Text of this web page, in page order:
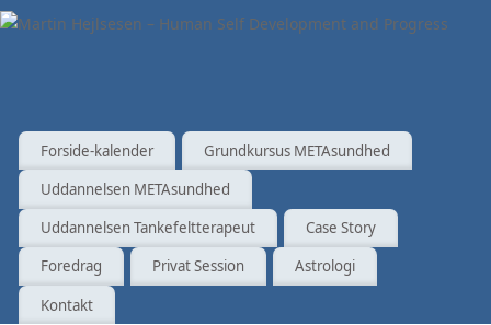
Forside-kalender
Grundkursus METAsundhed
Uddannelsen METAsundhed
Uddannelsen Tankefeltterapeut
Case Story
Foredrag
Privat Session
Astrologi
Kontakt